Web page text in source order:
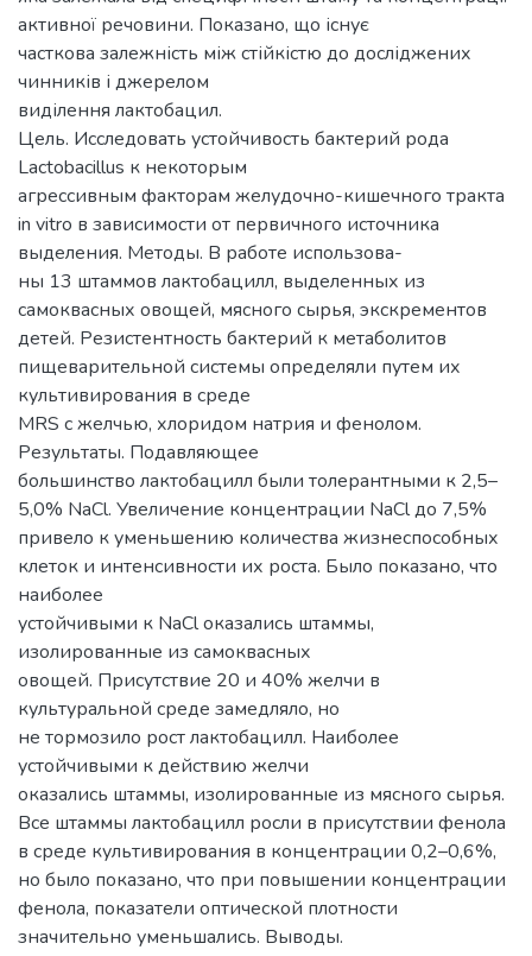
активної речовини. Показано, що існує
часткова залежність між стійкістю до досліджених
чинників і джерелом
виділення лактобацил.
Цель. Исследовать устойчивость бактерий рода
Lactobacillus к некоторым
агрессивным факторам желудочно-кишечного тракта
in vitro в зависимости от первичного источника
выделения. Методы. В работе использова-
ны 13 штаммов лактобацилл, выделенных из
самоквасных овощей, мясного сырья, экскрементов
детей. Pезистентность бактерий к метаболитов
пищеварительной системы определяли путем их
культивирования в среде
MRS с желчью, хлоридом натрия и фенолом.
Результаты. Подавляющее
большинство лактобацилл были толерантными к 2,5–
5,0% NaCl. Увеличение концентрации NaCl до 7,5%
привело к уменьшению количества жизнеспособных
клеток и интенсивности их роста. Было показано, что
наиболее
устойчивыми к NaCl оказались штаммы,
изолированные из самоквасных
овощей. Присутствие 20 и 40% желчи в
культуральной среде замедляло, но
не тормозило рост лактобацилл. Наиболее
устойчивыми к действию желчи
оказались штаммы, изолированные из мясного сырья.
Все штаммы лактобацилл росли в присутствии фенола
в среде культивирования в концентрации 0,2–0,6%,
но было показано, что при повышении концентрации
фенола, показатели оптической плотности
значительно уменьшались. Выводы.